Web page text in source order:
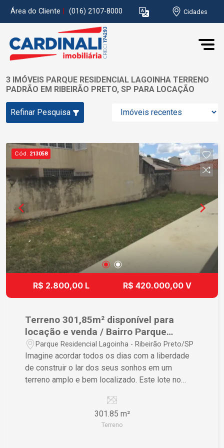
Área do Cliente (016) 2107-8000 Cidades
3 IMÓVEIS PARQUE RESIDENCIAL LAGOINHA TERRENO
PADRÃO EM RIBEIRÃO PRETO, SP PARA LOCAÇÃO
Refinar Pesquisa
Cód. 213058
R$ 2.800,00 L R$ 420.000,00 V
Terreno 301,85m² disponível para
locação e venda / Bairro Parque
Residencial Lagoinha, Ribeirão Preto
Parque Residencial Lagoinha - Ribeirão Preto/SP
Imagine acordar todos os dias com a liberdade
de construir o lar dos seus sonhos em um
terreno amplo e bem localizado. Este lote no
a tela em branco perfeita para quem deseja
personalizar completamente seu espaço de vida.
Características do Imóvel • Lote amplo e bem
301.85 m²
Terreno